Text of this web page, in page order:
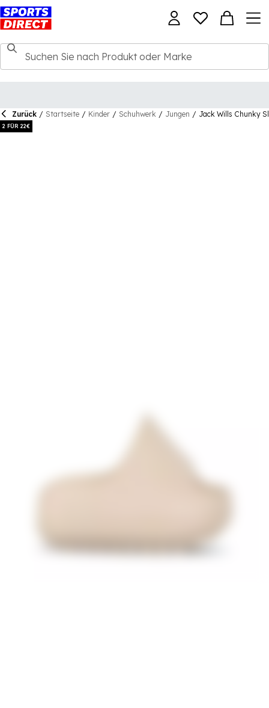
Zurück / Startseite / Kinder / Schuhwerk / Jungen / Jack Wills Chunky
2 FÜR 22€